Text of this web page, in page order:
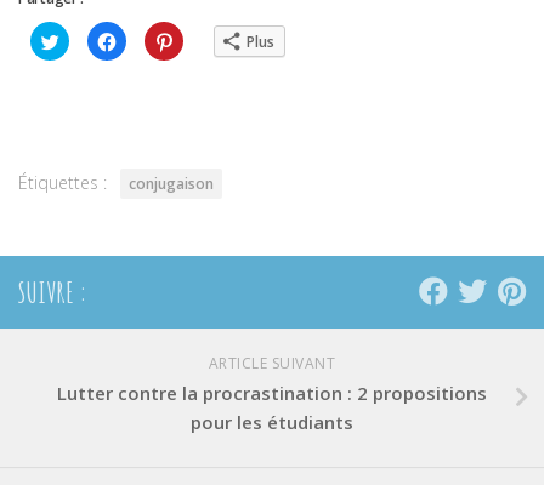
Cliquez
pour
partager
Cliquez
pour
partager
Cliquez
pour Plus
Étiquettes : conjugaison
SUIVRE :
ARTICLE SUIVANT
Lutter contre la procrastination : 2 propositions
pour les étudiants